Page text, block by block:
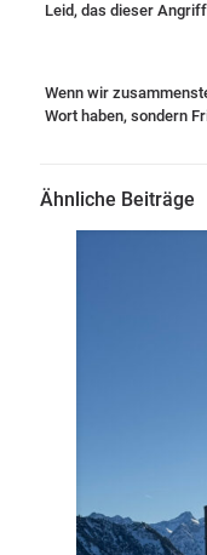
Leid, das dieser
Wenn wir
Wort haben, sondern
Ähnliche Beiträge